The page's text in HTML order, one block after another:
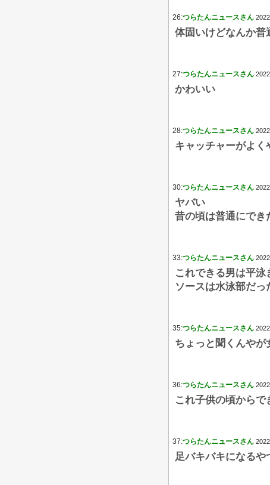
26:つらたんニュースさん
体固いけどなんか普
27:つらたんニュースさん
かわいい
28:つらたんニュースさん
キャッチャーがよく
30:つらたんニュースさん
ヤバい
昔の頃は普通にでき
33:つらたんニュースさん
これできる男は平泳
ソースは水泳部だっ
35:つらたんニュースさん
ちょっと聞くんやが
36:つらたんニュースさん
これ子供の頃からで
37:つらたんニュースさん
足バキバキになるや